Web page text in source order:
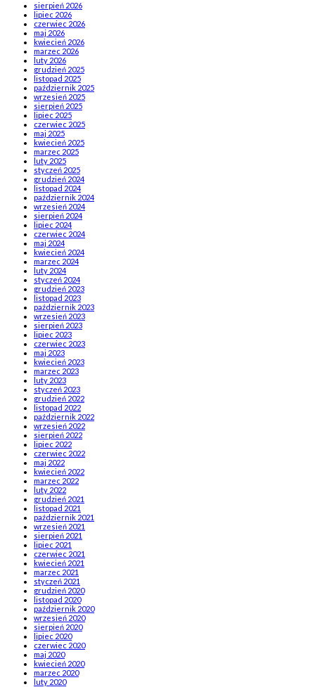
sierpień 2026
lipiec 2026
czerwiec 2026
maj 2026
kwiecień 2026
marzec 2026
luty 2026
grudzień 2025
listopad 2025
październik 2025
wrzesień 2025
sierpień 2025
lipiec 2025
czerwiec 2025
maj 2025
kwiecień 2025
marzec 2025
luty 2025
styczeń 2025
grudzień 2024
listopad 2024
październik 2024
wrzesień 2024
sierpień 2024
lipiec 2024
czerwiec 2024
maj 2024
kwiecień 2024
marzec 2024
luty 2024
styczeń 2024
grudzień 2023
listopad 2023
październik 2023
wrzesień 2023
sierpień 2023
lipiec 2023
czerwiec 2023
maj 2023
kwiecień 2023
marzec 2023
luty 2023
styczeń 2023
grudzień 2022
listopad 2022
październik 2022
wrzesień 2022
sierpień 2022
lipiec 2022
czerwiec 2022
maj 2022
kwiecień 2022
marzec 2022
luty 2022
grudzień 2021
listopad 2021
październik 2021
wrzesień 2021
sierpień 2021
lipiec 2021
czerwiec 2021
kwiecień 2021
marzec 2021
styczeń 2021
grudzień 2020
listopad 2020
październik 2020
wrzesień 2020
sierpień 2020
lipiec 2020
czerwiec 2020
maj 2020
kwiecień 2020
marzec 2020
luty 2020